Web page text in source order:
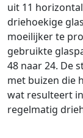
uit 11
driehoekige
moeilijker te
gebruikte
48 naar 24. De
met buizen die
wat resulteert
regelmatig